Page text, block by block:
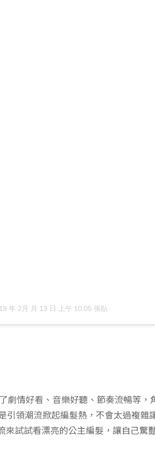
年 2月 月 13 日 上午 10:05 張貼
情好看、音樂好聽、節奏流暢等，
引領潮流掀起編髮熱，不會太過複雜
來試試看漂亮的公主編髮，讓自己驚